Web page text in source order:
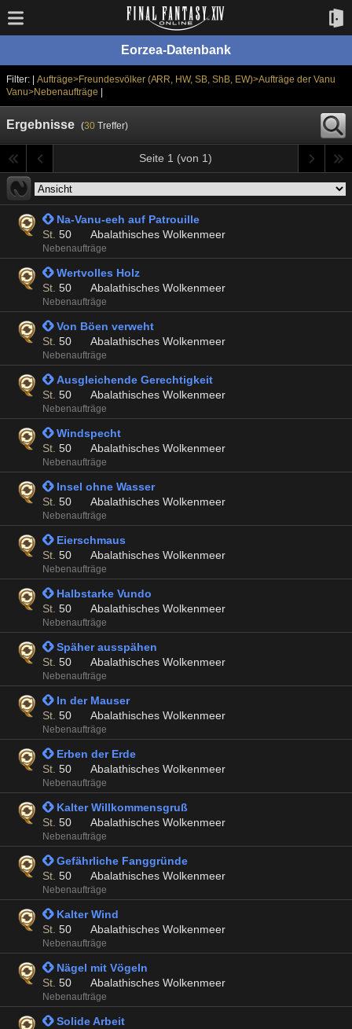
Eorzea-Datenbank
Filter: | Aufträge>Freundesvölker (ARR, HW, SB, ShB, EW)>Aufträge der Vanu
Vanu>Nebenaufträge
Ergebnisse (30Treffer)
Seite 1 (von 1)
 Na-Vanu-eeh auf Patrouille
St. 50 Abalathisches Wolkenmeer
Nebenaufträge
 Wertvolles Holz
St. 50 Abalathisches Wolkenmeer
Nebenaufträge
 Von Böen verweht
St. 50 Abalathisches Wolkenmeer
Nebenaufträge
 Ausgleichende Gerechtigkeit
St. 50 Abalathisches Wolkenmeer
Nebenaufträge
 Windspecht
St. 50 Abalathisches Wolkenmeer
Nebenaufträge
 Insel ohne Wasser
St. 50 Abalathisches Wolkenmeer
Nebenaufträge
 Eierschmaus
St. 50 Abalathisches Wolkenmeer
Nebenaufträge
 Halbstarke Vundo
St. 50 Abalathisches Wolkenmeer
Nebenaufträge
 Späher ausspähen
St. 50 Abalathisches Wolkenmeer
Nebenaufträge
 In der Mauser
St. 50 Abalathisches Wolkenmeer
Nebenaufträge
 Erben der Erde
St. 50 Abalathisches Wolkenmeer
Nebenaufträge
 Kalter Willkommensgruß
St. 50 Abalathisches Wolkenmeer
Nebenaufträge
 Gefährliche Fanggründe
St. 50 Abalathisches Wolkenmeer
Nebenaufträge
 Kalter Wind
St. 50 Abalathisches Wolkenmeer
Nebenaufträge
 Nägel mit Vögeln
St. 50 Abalathisches Wolkenmeer
Nebenaufträge
 Solide Arbeit